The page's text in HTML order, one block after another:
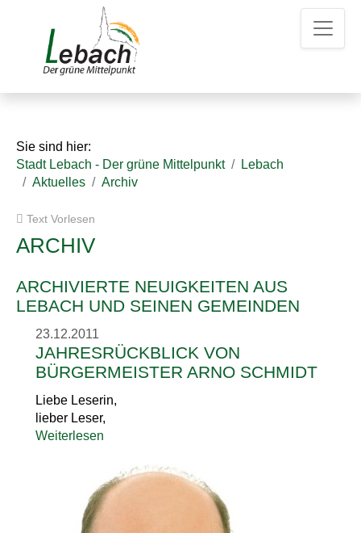
u
h
K
Sie sind hier:
Stadt Lebach - Der grüne Mittelpunkt
Lebach
Aktuelles
Archiv
Text Vorlesen
ARCHIV
ARCHIVIERTE NEUIGKEITEN AUS
LEBACH UND SEINEN GEMEINDEN
23.12.2011
JAHRESRÜCKBLICK VON
BÜRGERMEISTER ARNO SCHMIDT
Liebe Leserin,
lieber Leser,
Weiterlesen